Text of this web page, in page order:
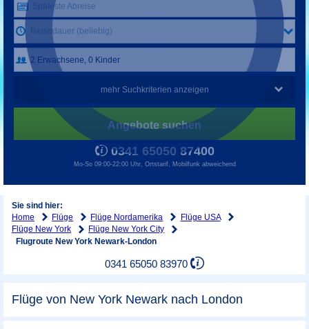
Späteste Abreise
Reisedauer (beliebig)
mehr Suchkriterien anzeigen
Angebote suchen
0341 65050 87400
Mo-So 09:00-22:00 Uhr, Ortstarif, Mobilfunk abweichend
Sie sind hier:
Home
Flüge Flüge Nordamerika
Flüge USA
Flüge New York
Flüge New York City
Flugroute New York Newark-London
0341 65050 83970
Flüge von New York Newark nach London